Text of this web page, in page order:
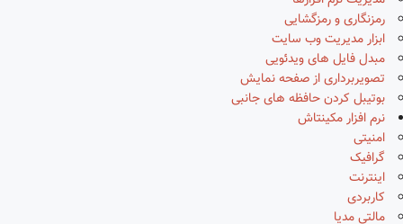
رمزنگاری و رمزگشایی
ابزار مدیریت وب سایت
مبدل فایل های ویدئویی
تصویربرداری از صفحه نمایش
بوتیبل کردن حافظه های جانبی
نرم افزار مکینتاش
امنیتی
گرافیک
اینترنت
کاربردی
مالتی مدیا